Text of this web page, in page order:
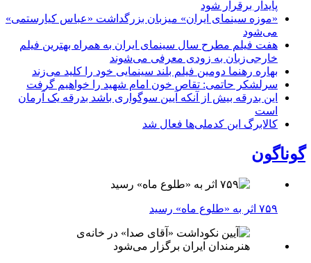
پایدار برقرار شود
«موزه سینمای ایران» میزبان بزرگداشت «عباس کیارستمی»
می‌شود
هفت فیلم مطرح سال سینمای ایران به همراه بهترین فیلم
خارجی‌زبان به زودی معرفی می‌شوند
بهاره رهنما دومین فیلم بلند سینمایی خود را کلید می‌زند
سرلشکر حاتمی: تقاص خون امام شهید را خواهیم گرفت
این بدرقه بیش از آنکه آیین سوگواری باشد بدرقه یک آرمان
است
کالابرگ این کدملی‌ها فعال شد
گوناگون
۷۵۹ اثر به «طلوع ماه» رسید